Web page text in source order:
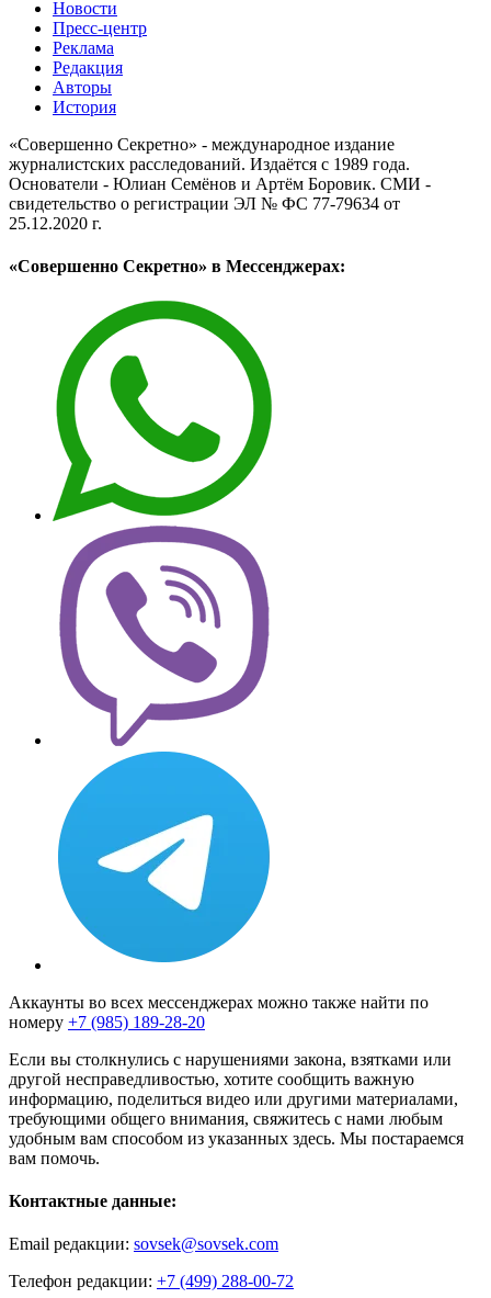
Новости
Пресс-центр
Реклама
Редакция
Авторы
История
«Совершенно Секретно» - международное издание
журналистских расследований. Издаётся с 1989 года.
Основатели - Юлиан Семёнов и Артём Боровик. CМИ -
свидетельство о регистрации ЭЛ № ФС 77-79634 от
25.12.2020 г.
«Совершенно Секретно» в Мессенджерах:
Аккаунты во всех мессенджерах можно также найти по
номеру +7 (985) 189-28-20
Если вы столкнулись с нарушениями закона, взятками или
другой несправедливостью, хотите сообщить важную
информацию, поделиться видео или другими материалами,
требующими общего внимания, свяжитесь с нами любым
удобным вам способом из указанных здесь. Мы постараемся
вам помочь.
Контактные данные:
Email редакции: sovsek@sovsek.com
Телефон редакции: +7 (499) 288-00-72